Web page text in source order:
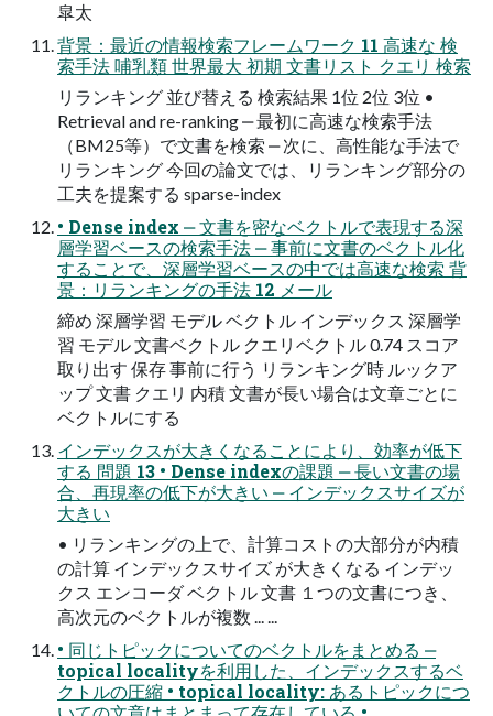
皐太
背景：最近の情報検索フレームワーク 11 ⾼速な 検
索⼿法 哺乳類 世界最⼤ 初期 ⽂書リスト クエリ 検索
リランキング 並び替える 検索結果 1位 2位 3位 •
Retrieval and re-ranking ‒ 最初に⾼速な検索⼿法
（BM25等）で⽂書を検索 ‒ 次に、⾼性能な⼿法で
リランキング 今回の論⽂では、リランキング部分の
⼯夫を提案する sparse-index
• Dense index ‒ ⽂書を密なベクトルで表現する深
層学習ベースの検索⼿法 ‒ 事前に⽂書のベクトル化
することで、深層学習ベースの中では⾼速な検索 背
景：リランキングの⼿法 12 メール
締め 深層学習 モデル ベクトル インデックス 深層学
習 モデル ⽂書ベクトル クエリベクトル 0.74 スコア
取り出す 保存 事前に⾏う リランキング時 ルックア
ップ ⽂書 クエリ 内積 ⽂書が⻑い場合は⽂章ごとに
ベクトルにする
インデックスが⼤きくなることにより、効率が低下
する 問題 13 • Dense indexの課題 ‒ ⻑い⽂書の場
合、再現率の低下が⼤きい ‒ インデックスサイズが
⼤きい
• リランキングの上で、計算コストの⼤部分が内積
の計算 インデックスサイズ が⼤きくなる インデッ
クス エンコーダ ベクトル ⽂書 １つの⽂書につき、
⾼次元のベクトルが複数 ... ...
• 同じトピックについてのベクトルをまとめる ‒
topical localityを利⽤した、インデックスするベ
クトルの圧縮 • topical locality: あるトピックにつ